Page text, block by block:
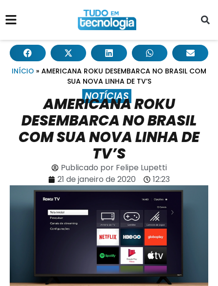
INÍCIO » AMERICANA ROKU DESEMBARCA NO BRASIL COM
SUA NOVA LINHA DE TV’S
NOTÍCIAS
AMERICANA ROKU
DESEMBARCA NO BRASIL
COM SUA NOVA LINHA DE
TV’S
Publicado porFelipe Lupetti
21 de janeiro de 2020
12:23